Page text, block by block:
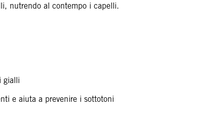
nutrendo al contempo i capelli.
gialli
e aiuta a prevenire i sottotoni